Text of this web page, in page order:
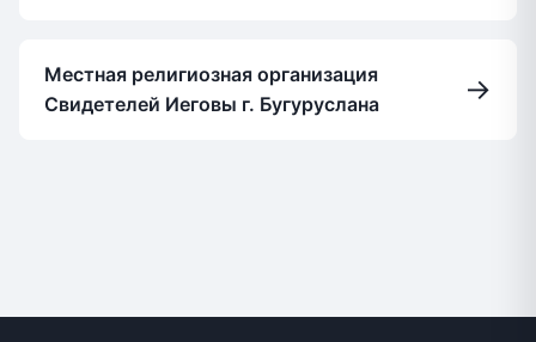
Местная религиозная организация
Свидетелей Иеговы г. Бугуруслана
→